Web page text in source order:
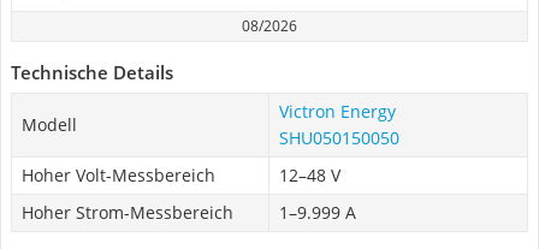
08/2026
Technische Details
Modell
Victron Energy
‎SHU050150050
Hoher Volt-Messbereich
12–48 V
Hoher Strom-Messbereich
1–9.999 A